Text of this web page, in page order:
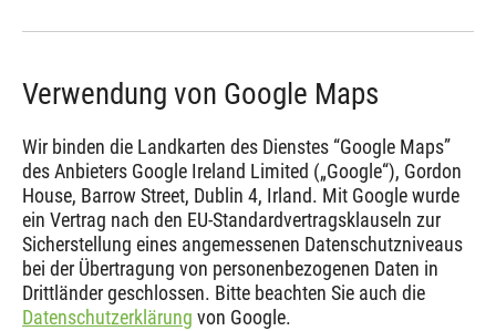
Verwendung von Google Maps
Wir binden die Landkarten des Dienstes “Google Maps”
des Anbieters Google Ireland Limited („Google“), Gordon
House, Barrow Street, Dublin 4, Irland. Mit Google wurde
ein Vertrag nach den EU-Standardvertragsklauseln zur
Sicherstellung eines angemessenen Datenschutzniveaus
bei der Übertragung von personenbezogenen Daten in
Drittländer geschlossen. Bitte beachten Sie auch die
Datenschutzerklärung von Google.